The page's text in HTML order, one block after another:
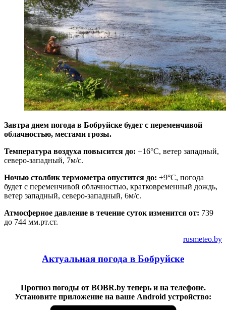
Завтра днем погода в Бобруйске будет с переменчивой
облачностью, местами грозы.
Температура воздуха повысится до: +16°C, ветер западный,
северо-западный, 7м/с.
Ночью столбик термометра опустится до: +9°C, погода
будет с переменчивой облачностью, кратковременный дождь,
ветер западный, северо-западный, 6м/с.
Атмосферное давление в течение суток изменится от: 739
до 744 мм.рт.ст.
rusmeteo.by
Актуальная погода в Бобруйске
Прогноз погоды от BOBR.by теперь и на телефоне.
Установите приложение на ваше Android устройство: